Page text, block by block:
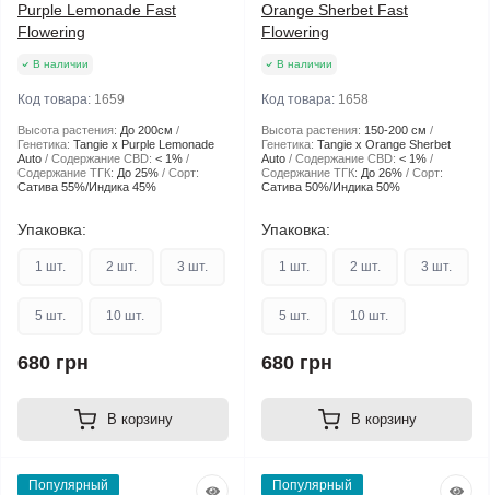
Purple Lemonade Fast
Flowering
В наличии
Код товара: 1659
Высота растения: До 200см
Генетика: Tangie x Purple Lemonade
Auto
Содержание CBD: < 1%
Содержание ТГК: До 25%
Сорт:
Сатива 55%/Индика 45%
Упаковка:
1 шт. 2 шт. 3 шт.
5 шт. 10 шт.
680 грн
В корзину
Orange Sherbet Fast
Flowering
В наличии
Код товара: 1658
Высота растения: 150-200 см
Генетика: Tangie x Orange Sherbet
Auto
Содержание CBD: < 1%
Содержание ТГК: До 26%
Сорт:
Сатива 50%/Индика 50%
Упаковка:
1 шт. 2 шт. 3 шт.
5 шт. 10 шт.
680 грн
В корзину
Популярный Популярный